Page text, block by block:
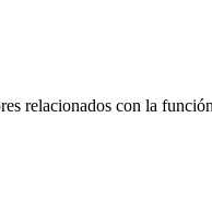
relacionados con la